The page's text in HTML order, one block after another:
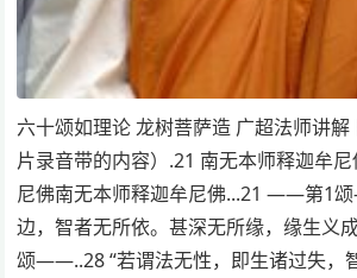
六十颂如理论 龙树菩萨造 广超法师讲
片录音带的内容）.21 南无本师释迦牟
尼佛南无本师释迦牟尼佛...21 ——第1
边，智者无所依。甚深无所缘，缘生
颂——..28 “若谓法无性，即生诸过失，